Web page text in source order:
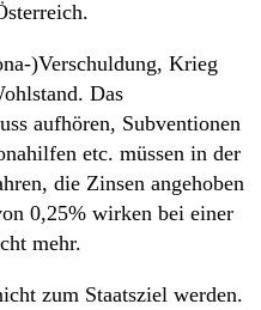
)Verschuldung, Krieg
Das
aufhören, Subventionen
etc. müssen in der
die Zinsen angehoben
0,25% wirken bei einer
mehr.
zum Staatsziel werden.